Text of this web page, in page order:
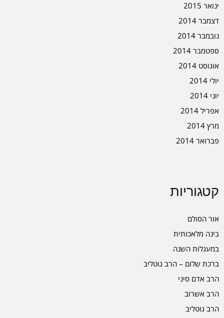
ינואר 2015
דצמבר 2014
נובמבר 2014
ספטמבר 2014
אוגוסט 2014
יולי 2014
יוני 2014
אפריל 2014
מרץ 2014
פברואר 2014
קטגוריות
אור הסולם
בינה מלאכותית
במעגלות השנה
ברכת שלום – הרב גוטליב
הרב אדם סיני
הרב אשרוב
הרב גוטליב